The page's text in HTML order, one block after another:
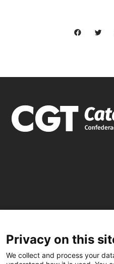
spccc@
Privacy on this
We collect and process your